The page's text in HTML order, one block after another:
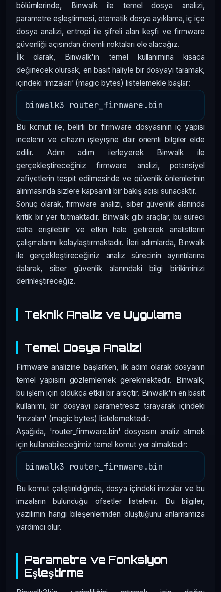
bölümlerinde, Binwalk ile temel dosya analizi,
parametre eşleştirmesi, otomatik dosya ayıklama, iç içe
dosya analizi, entropi ile şifreli alan keşfi ve firmware
güvenliği açısından önemli noktaları ele alacağız.
İlk olarak, Binwalk'ın temel kullanımına kısaca
değinecek olursak, en basit haliyle bir dosyayı taramak,
içindeki ‘imzaları’ (magic bytes) listelemekle başlar:
Bu komut ile, belirli bir firmware dosyasının iç yapısı
incelenir ve cihazın işleyişine dair önemli bilgiler elde
edilir. Adım adım ilerleyerek Binwalk ile
gerçekleştireceğiniz firmware analizi, potansiyel
zafiyetlerin tespit edilmesinde ve güvenlik önlemlerinin
alınmasında sizlere kapsamlı bir bakış açısı sunacaktır.
Sonuç olarak, firmware analizi, siber güvenlik alanında
kritik bir yer tutmaktadır. Binwalk gibi araçlar, bu süreci
daha erişilebilir ve etkin hale getirerek analistlerin
çalışmalarını kolaylaştırmaktadır. İleri adımlarda, Binwalk
ile gerçekleştireceğiniz analiz sürecinin ayrıntılarına
dalarak, siber güvenlik alanındaki bilgi birikiminizi
derinleştireceğiz.
Teknik Analiz ve Uygulama
Temel Dosya Analizi
Firmware analizine başlarken, ilk adım olarak dosyanın
temel yapısını gözlemlemek gerekmektedir. Binwalk,
bu işlem için oldukça etkili bir araçtır. Binwalk'ın en basit
kullanımı, bir dosyayı parametresiz tarayarak içindeki
'imzaları' (magic bytes) listelemektedir.
Aşağıda, 'router_firmware.bin' dosyasını analiz etmek
için kullanabileceğimiz temel komut yer almaktadır:
Bu komut çalıştırıldığında, dosya içindeki imzalar ve bu
imzaların bulunduğu ofsetler listelenir. Bu bilgiler,
yazılımın hangi bileşenlerinden oluştuğunu anlamamıza
yardımcı olur.
Parametre ve Fonksiyon
Eşleştirme